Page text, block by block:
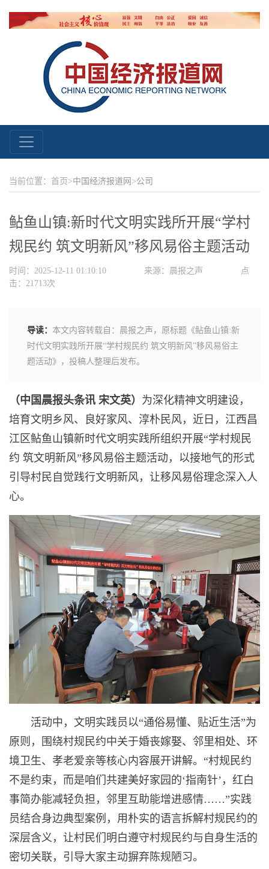
当前位置：首页>中国经济报道网 >公司
鲇鱼山镇:新时代文明实践所开展“学村
规民约 筑文明新风”移风易俗主题活动
时间：2025-12-11 01:10:10 来源：晨报之声
点
击：21713次
导读： 本文内容转载自：晨报之声，原标题《鲇鱼山镇:新
时代文明实践所开展“学村规民约 筑文明新风”移风易俗主
题活动》，投稿人整理后发布。
（中国晨报头条讯 宋文英） 为深化精神文明建设，
培育文明乡风、良好家风、淳朴民风，近日，江西昌
江区鲇鱼山镇新时代文明实践所组织开展“学村规民
约 筑文明新风”移风易俗主题活动，以接地气的形式
引导村民自觉践行文明新风，让移风易俗理念深入人
心。
活动中，文明实践员以“通俗易懂、贴近生活”为
原则，围绕村规民约中关于婚丧嫁娶、邻里相处、环
境卫生、孝老爱亲等核心内容展开讲解。“村规民约
不是约束，而是咱们共建美好家园的‘指南针’，红白
事简办能减轻负担，邻里互助能增进感情……”实践
员结合身边典型案例，用朴实的语言拆解村规民约的
深层含义，让村民们明白遵守村规民约与自身生活的
密切关联，引导大家主动摒弃陈规陋习。